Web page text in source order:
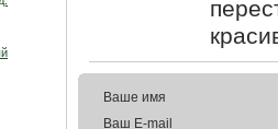
Ваше имя
Ваш E-mail